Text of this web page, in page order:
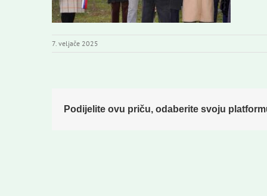
7. veljače 2025
Podijelite ovu priču, odaberite svoju